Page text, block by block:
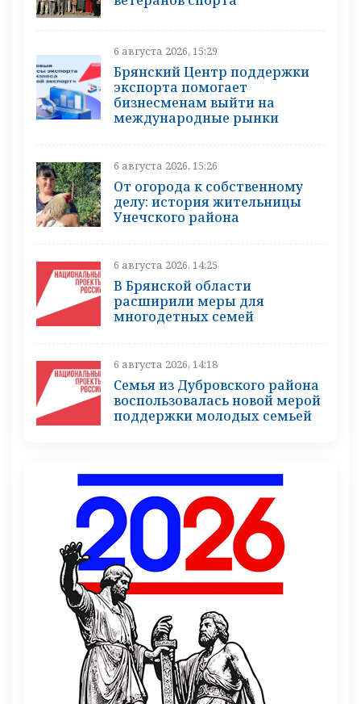
6 августа 2026, 15:29
Брянский Центр поддержки
экспорта помогает
бизнесменам выйти на
международные рынки
6 августа 2026, 15:26
От огорода к собственному
делу: история жительницы
Унечского района
6 августа 2026, 14:25
В Брянской области
расширили меры для
многодетных семей
6 августа 2026, 14:18
Семья из Дубровского района
воспользовалась новой мерой
поддержки молодых семьей